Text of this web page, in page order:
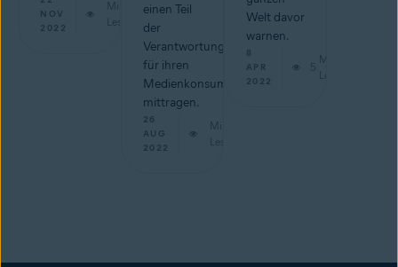
NOV
2022
Min.
Lesestoff
einen Teil
der
Verantwortung
für ihren
Medienkonsum
mittragen.
26
AUG
2022
Min.
Lesestoff
Welt davor
warnen.
8
APR
2022
5
Min.
Lesestoff